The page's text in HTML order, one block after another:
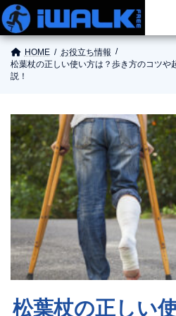
使
ご
お役立
お問い
HOME
お役立ち情報
松葉杖の正しい使い方は？歩き方のコツや
説！
松葉杖の正しい